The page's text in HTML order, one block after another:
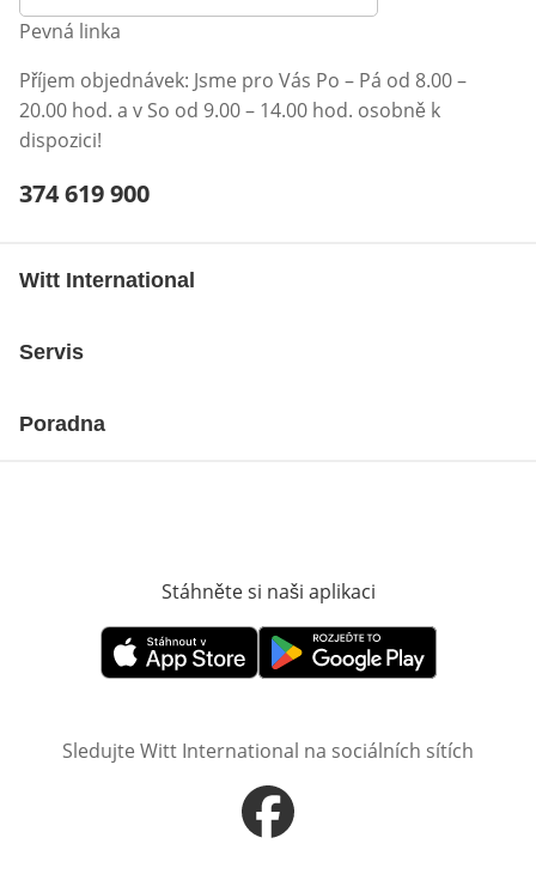
Pevná linka
Příjem objednávek: Jsme pro Vás Po – Pá od 8.00 –
20.00 hod. a v So od 9.00 – 14.00 hod. osobně k
dispozici!
Telefonní číslo:
374 619 900
Witt International
Servis
Poradna
Stáhněte si naši aplikaci
Otevře v novém okněOtevře v novém okně
Sledujte Witt International na sociálních sítích
Otevře v novém okně